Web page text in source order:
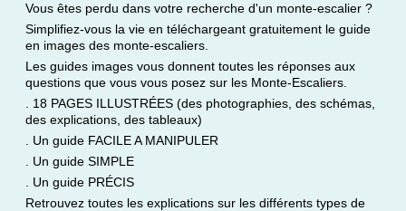
Vous êtes perdu dans votre recherche d'un monte-escalier ?
Simplifiez-vous la vie en téléchargeant gratuitement le guide
en images des monte-escaliers.
Les guides images vous donnent toutes les réponses aux
questions que vous vous posez sur les Monte-Escaliers.
. 18 PAGES ILLUSTRÉES (des photographies, des schémas,
des explications, des tableaux)
. Un guide FACILE A MANIPULER
. Un guide SIMPLE
. Un guide PRÉCIS
Retrouvez toutes les explications sur les différents types de